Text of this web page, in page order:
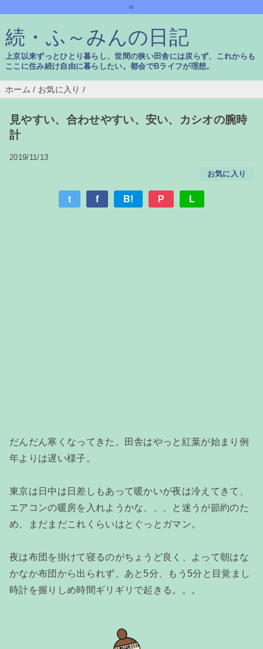
=
続・ふ～みんの日記
上京以来ずっとひとり暮らし、世間の狭い田舎には戻らず、これからも
ここに住み続け自由に暮らしたい。都会でBライフが理想。
ホーム / お気に入り /
見やすい、合わせやすい、安い、カシオの腕時
計
2019/11/13
お気に入り
t f B! P L
だんだん寒くなってきた。田舎はやっと紅葉が始まり例
年よりは遅い様子。
東京は日中は日差しもあって暖かいが夜は冷えてきて、
エアコンの暖房を入れようかな、、、と迷うが節約のた
め、まだまだこれくらいはとぐっとガマン。
夜は布団を掛けて寝るのがちょうど良く、よって朝はな
かなか布団から出られず、あと5分、もう5分と目覚まし
時計を握りしめ時間ギリギリで起きる。。。